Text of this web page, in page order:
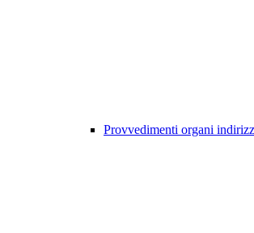
Provvedimenti organi